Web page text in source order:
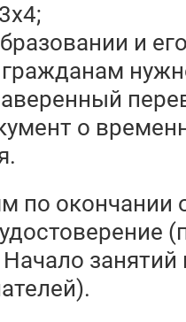
и
о
по окончании